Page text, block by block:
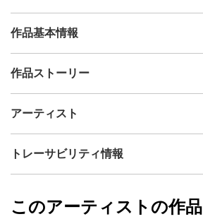
作品基本情報
出品者
制作年
アクリル
カラー
その他カラー
作品ストーリー
色だ。
アーティスト
Issey
フォローする
トレーサビリティ情報
Issey
このアーティストの作品